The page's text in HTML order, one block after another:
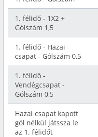
1. félidő - 1X2 +
Gólszám 1,5
1. félidő - Hazai
csapat - Gólszám 0,5
1. félidő -
Vendégcsapat -
Gólszám 0,5
Hazai csapat kapott
gól nélkül játssza le
az 1. félidőt